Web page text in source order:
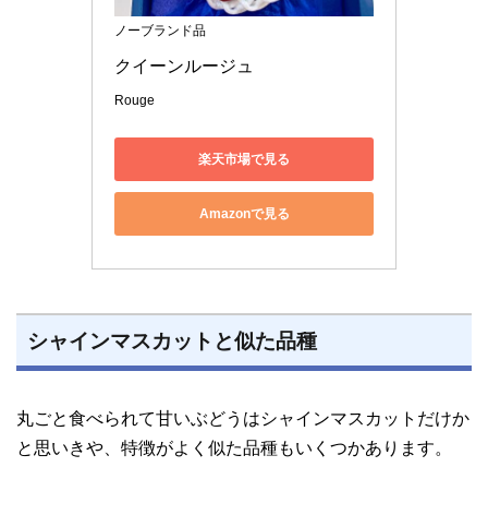
ノーブランド品
クイーンルージュ
Rouge
楽天市場で見る
Amazonで見る
シャインマスカットと似た品種
丸ごと食べられて甘いぶどうはシャインマスカットだけか
と思いきや、特徴がよく似た品種もいくつかあります。